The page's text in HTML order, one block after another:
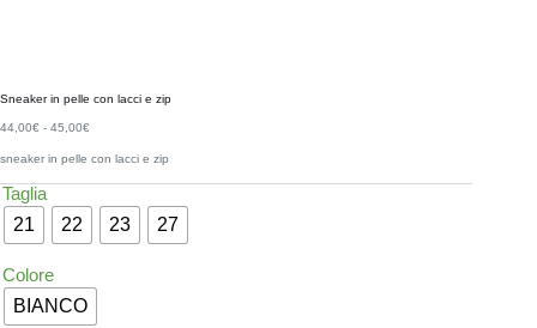
Sneaker in pelle con lacci e zip
44,00€ - 45,00€
sneaker in pelle con lacci e zip
Taglia
21
22 23 27
Colore
BIANCO